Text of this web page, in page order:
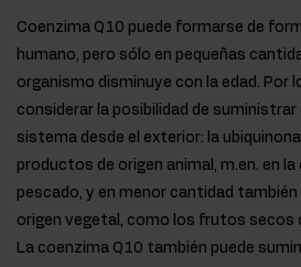
Coenzima Q10 puede formarse de
humano, pero sólo en pequeñas
organismo disminuye con la edad. Por
considerar la posibilidad de
sistema desde el exterior: la
productos de origen animal, m.en. en la
pescado, y en menor cantidad también
origen vegetal, como los frutos secos
La coenzima Q10 también puede